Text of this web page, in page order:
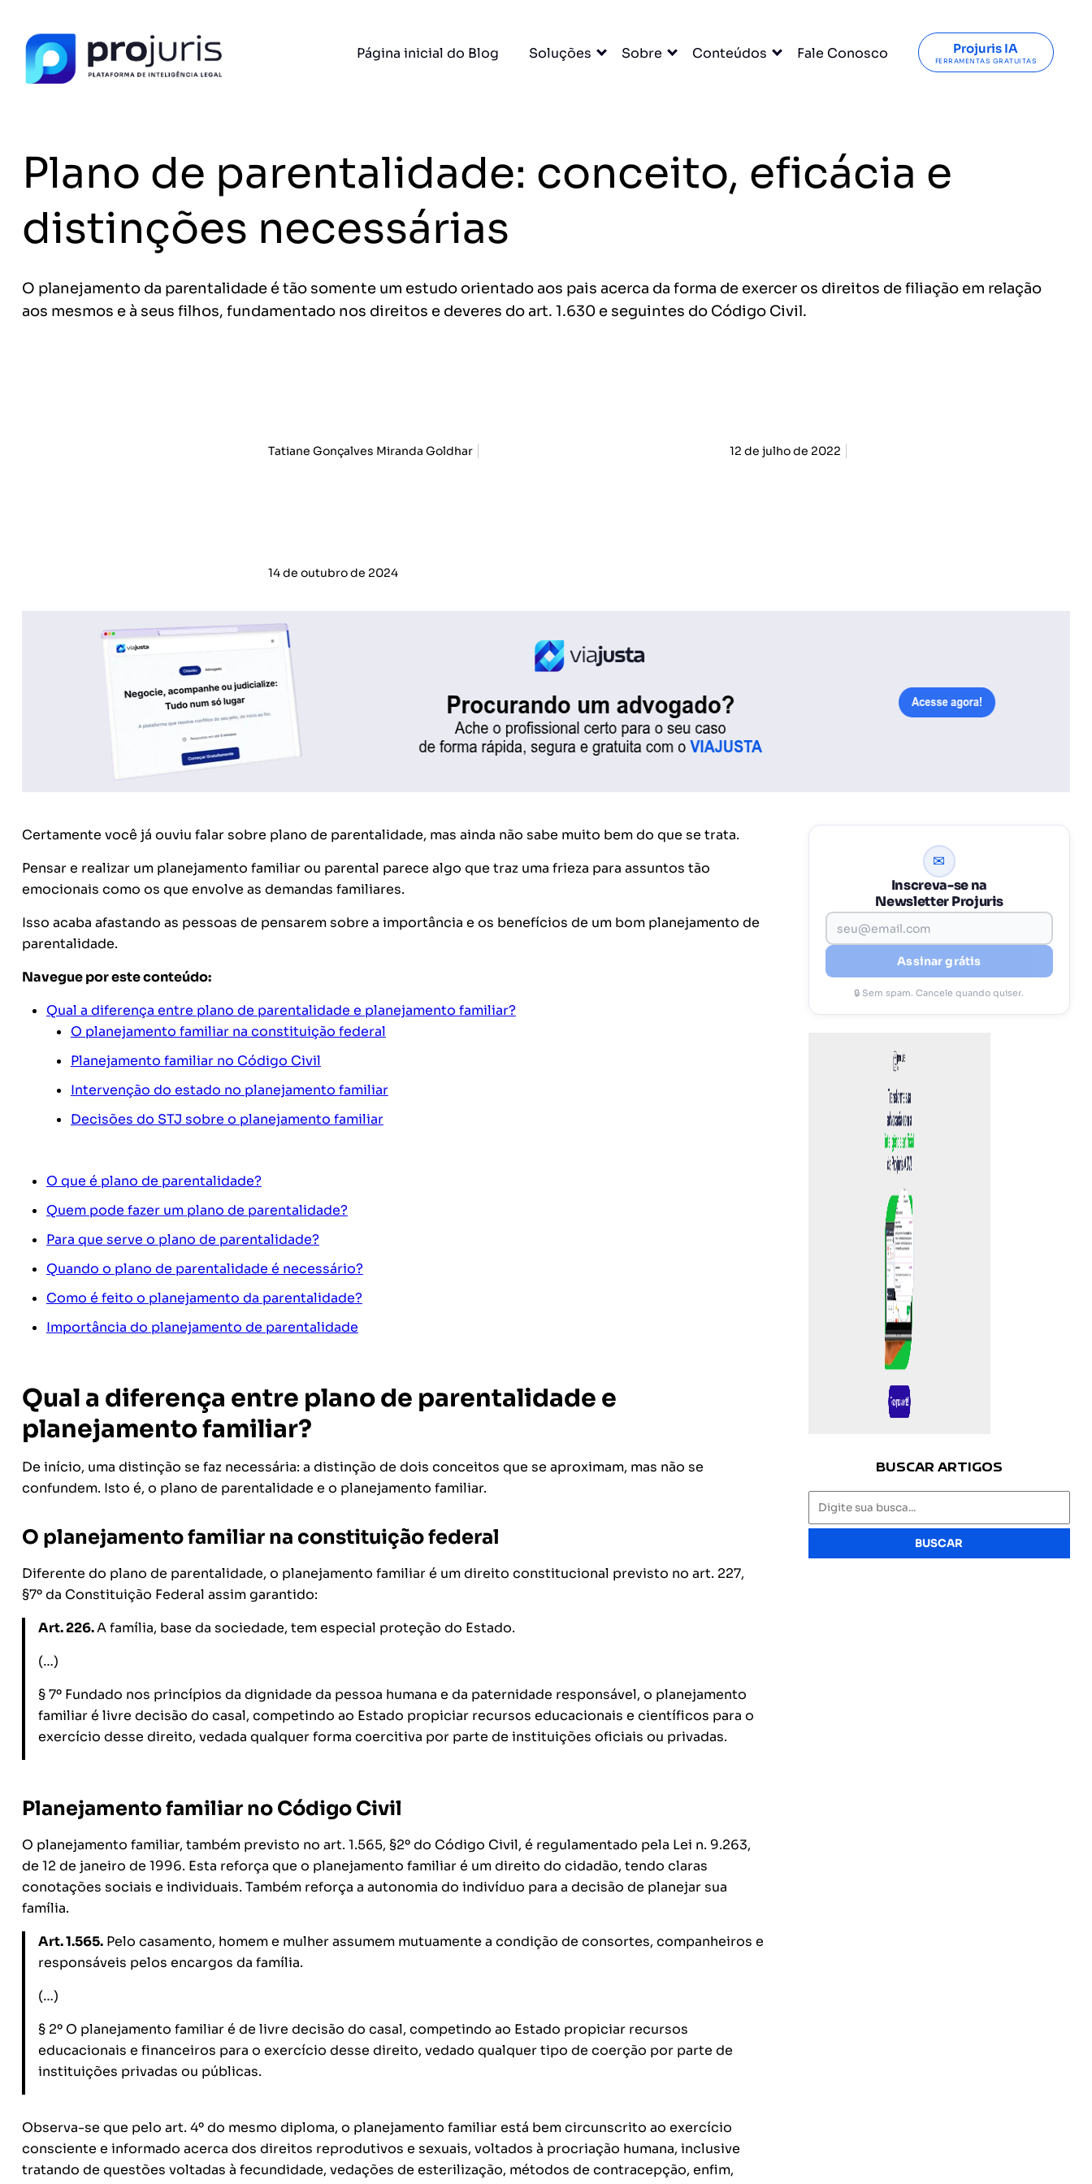
Página inicial do Blog Soluções Sobre Conteúdos Fale Conosco Projuris IA
FERRAMENTAS GRATUITAS
Plano de parentalidade: conceito, eficácia e
distinções necessárias
O planejamento da parentalidade é tão somente um estudo orientado aos pais acerca da forma de exercer os direitos de filiação em relação
aos mesmos e à seus filhos, fundamentado nos direitos e deveres do art. 1.630 e seguintes do Código Civil.
Tatiane Gonçalves Miranda Goldhar 12 de julho de 2022
14 de outubro de 2024
Certamente você já ouviu falar sobre plano de parentalidade, mas ainda não sabe muito bem do que se trata.
Pensar e realizar um planejamento familiar ou parental parece algo que traz uma frieza para assuntos tão
emocionais como os que envolve as demandas familiares.
Isso acaba afastando as pessoas de pensarem sobre a importância e os benefícios de um bom planejamento de
parentalidade.
Navegue por este conteúdo:
Qual a diferença entre plano de parentalidade e planejamento familiar?
O planejamento familiar na constituição federal
Planejamento familiar no Código Civil
Intervenção do estado no planejamento familiar
Decisões do STJ sobre o planejamento familiar
O que é plano de parentalidade?
Quem pode fazer um plano de parentalidade?
Para que serve o plano de parentalidade?
Quando o plano de parentalidade é necessário?
Como é feito o planejamento da parentalidade?
Importância do planejamento de parentalidade
Qual a diferença entre plano de parentalidade e
planejamento familiar?
De início, uma distinção se faz necessária: a distinção de dois conceitos que se aproximam, mas não se
confundem. Isto é, o plano de parentalidade e o planejamento familiar.
O planejamento familiar na constituição federal
Diferente do plano de parentalidade, o planejamento familiar é um direito constitucional previsto no art. 227,
§7º da Constituição Federal assim garantido:
Art. 226.A família, base da sociedade, tem especial proteção do Estado.
(…)
§ 7º Fundado nos princípios da dignidade da pessoa humana e da paternidade responsável, o planejamento
familiar é livre decisão do casal, competindo ao Estado propiciar recursos educacionais e científicos para o
exercício desse direito, vedada qualquer forma coercitiva por parte de instituições oficiais ou privadas.
Planejamento familiar no Código Civil
O planejamento familiar, também previsto no art. 1.565, §2º do Código Civil, é regulamentado pela Lei n. 9.263,
de 12 de janeiro de 1996. Esta reforça que o planejamento familiar é um direito do cidadão, tendo claras
conotações sociais e individuais. Também reforça a autonomia do indivíduo para a decisão de planejar sua
família.
Art. 1.565.Pelo casamento, homem e mulher assumem mutuamente a condição de consortes, companheiros e
responsáveis pelos encargos da família.
(…)
§ 2º O planejamento familiar é de livre decisão do casal, competindo ao Estado propiciar recursos
educacionais e financeiros para o exercício desse direito, vedado qualquer tipo de coerção por parte de
instituições privadas ou públicas.
Observa-se que pelo art. 4º do mesmo diploma, o planejamento familiar está bem circunscrito ao exercício
consciente e informado acerca dos direitos reprodutivos e sexuais, voltados à procriação humana, inclusive
tratando de questões voltadas à fecundidade, vedações de esterilização, métodos de contracepção, enfim,
✉
Inscreva-se na
Newsletter Projuris
Assinar grátis
🔒 Sem spam. Cancele quando quiser.
BUSCAR ARTIGOS
BUSCAR
Petições, cálculo de honorários e ROI do seu escritório. Tudo
com IA e 100% gratuito.
Tabela de Honorários da OAB